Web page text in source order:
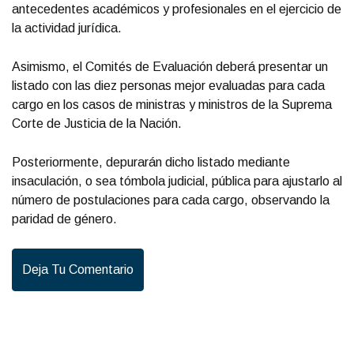
antecedentes académicos y profesionales en el ejercicio de
la actividad jurídica.
Asimismo, el Comités de Evaluación deberá presentar un
listado con las diez personas mejor evaluadas para cada
cargo en los casos de ministras y ministros de la Suprema
Corte de Justicia de la Nación.
Posteriormente, depurarán dicho listado mediante
insaculación, o sea tómbola judicial, pública para ajustarlo al
número de postulaciones para cada cargo, observando la
paridad de género.
Deja Tu Comentario